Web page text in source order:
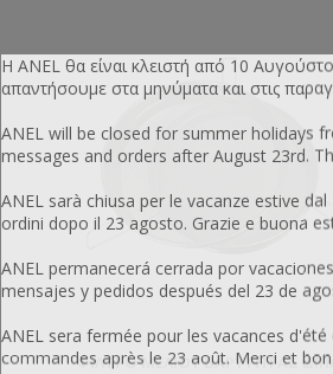
ΦΊΛΤΡΟ ΜΕΛΙΟΎ ΒΑΡΎΤΗΤΑΣ
Η ANEL θα είναι κλειστή από 10
απαντήσουμε στα μηνύματα και στις
ANEL will be closed for summer holidays
messages and orders after August 23rd.
ANEL sarà chiusa per le vacanze estive
ordini dopo il 23 agosto. Grazie e buona
ANEL permanecerá cerrada por
mensajes y pedidos después del 23 de
ANEL sera fermée pour les vacances
commandes après le 23 août. Merci et